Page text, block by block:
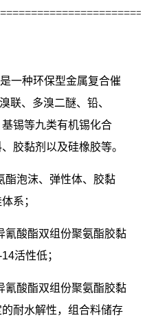
一种环保型金属复合催
联、多溴二醚、铅、
锡等九类有机锡化合
胶黏剂以及硅橡胶等。
酯泡沫、弹性体、胶黏
系；
氰酸酯双组份聚氨酯胶黏
活性低；
氰酸酯双组份聚氨酯胶黏
耐水解性，组合料储存